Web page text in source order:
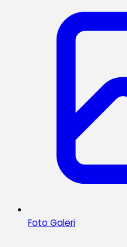
Foto Galeri